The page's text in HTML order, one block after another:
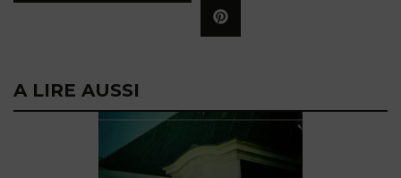
A LIRE AUSSI